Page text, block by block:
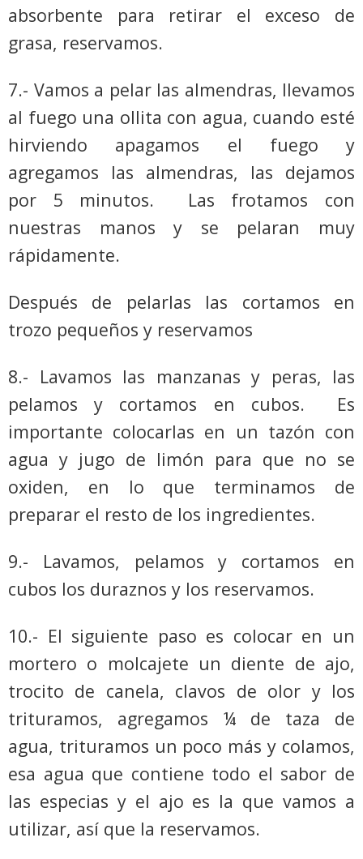
absorbente para retirar el exceso de
grasa, reservamos.
7.- Vamos a pelar las almendras, llevamos
al fuego una ollita con agua, cuando esté
hirviendo apagamos el fuego y
agregamos las almendras, las dejamos
por 5 minutos.
Las frotamos con
nuestras manos y se pelaran muy
rápidamente.
Después de pelarlas las cortamos en
trozo pequeños y reservamos
8.- Lavamos las manzanas y peras, las
pelamos y cortamos en cubos.
Es
importante colocarlas en un tazón con
agua y jugo de limón para que no se
oxiden, en lo que terminamos de
preparar el resto de los ingredientes.
9.- Lavamos, pelamos y cortamos en
cubos los duraznos y los reservamos.
10.- El siguiente paso es colocar en un
mortero o molcajete un diente de ajo,
trocito de canela, clavos de olor y los
trituramos, agregamos ¼ de taza de
agua, trituramos un poco más y colamos,
esa agua que contiene todo el sabor de
las especias y el ajo es la que vamos a
utilizar, así que la reservamos.